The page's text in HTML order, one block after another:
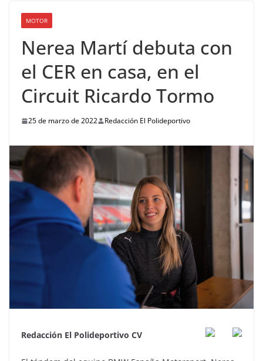
MOTOR
Nerea Martí debuta con
el CER en casa, en el
Circuit Ricardo Tormo
25 de marzo de 2022 Redacción El Polideportivo
Redacción El Polideportivo CV